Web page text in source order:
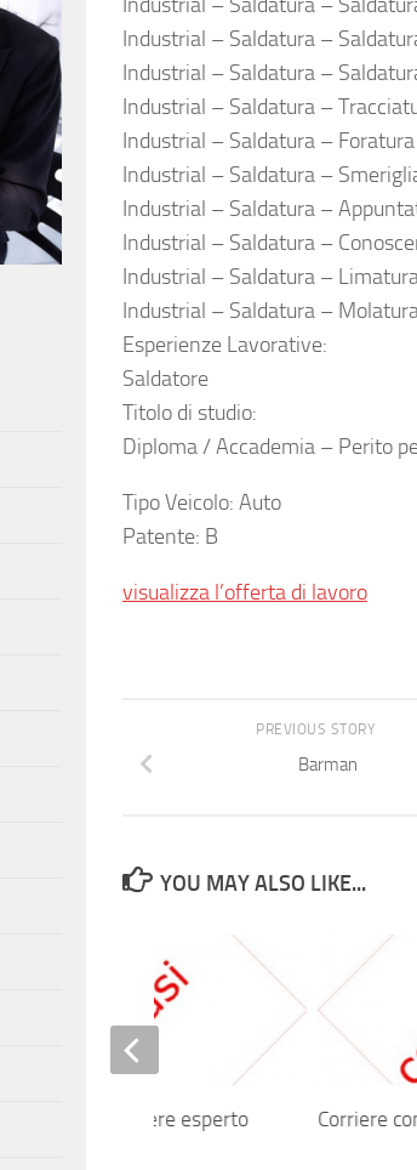
Industrial – Saldatura –
Industrial – Saldatura –
Industrial – Saldatura –
Industrial – Saldatura –
Industrial – Saldatura –
Industrial – Saldatura –
Industrial – Saldatura –
Industrial – Saldatura –
Industrial – Saldatura –
Esperienze Lavorative:
Saldatore
Titolo di studio:
Diploma / Accademia – Perito
Tipo Veicolo: Auto
Patente: B
visualizza l’offerta di lavoro
PREVIOUS STORY
Barman
YOU MAY ALSO LIKE...
Corriere
Saldatore carpentiere esperto